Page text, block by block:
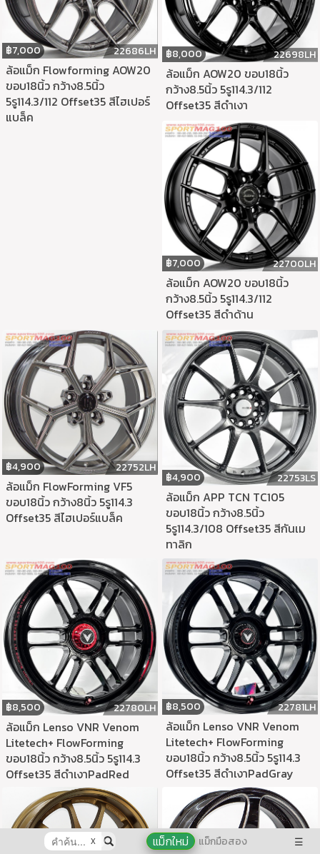
฿7,000 22686LH
ล้อแม็ก Flowforming AOW20
ขอบ18นิ้ว กว้าง8.5นิ้ว
5รู114.3/112 Offset35 สีไฮเปอร์
แบล็ค
฿8,000 22698LH
ล้อแม็ก AOW20 ขอบ18นิ้ว
กว้าง8.5นิ้ว 5รู114.3/112
Offset35 สีดำเงา
฿7,000 22700LH
ล้อแม็ก AOW20 ขอบ18นิ้ว
กว้าง8.5นิ้ว 5รู114.3/112
Offset35 สีดำด้าน
฿4,900 22752LH
ล้อแม็ก FlowForming VF5
ขอบ18นิ้ว กว้าง8นิ้ว 5รู114.3
Offset35 สีไฮเปอร์แบล็ค
฿4,900 22753LS
ล้อแม็ก APP TCN TC105
ขอบ18นิ้ว กว้าง8.5นิ้ว
5รู114.3/108 Offset35 สีกันเม
ทาลิก
฿8,500 22780LH
ล้อแม็ก Lenso VNR Venom
Litetech+ FlowForming
ขอบ18นิ้ว กว้าง8.5นิ้ว 5รู114.3
Offset35 สีดำเงาPadRed
฿8,500 22781LH
ล้อแม็ก Lenso VNR Venom
Litetech+ FlowForming
ขอบ18นิ้ว กว้าง8.5นิ้ว 5รู114.3
Offset35 สีดำเงาPadGray
X แม็กใหม่ แม็กมือสอง ☰